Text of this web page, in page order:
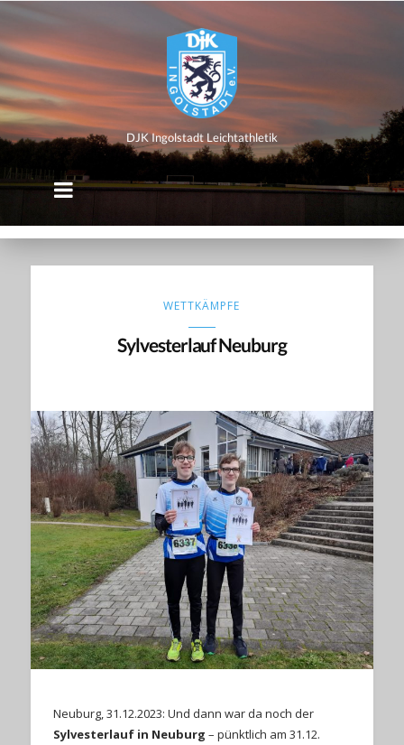
DJK
Ingolstadt
Leichtathletik
DJK Ingolstadt Leichtathletik
WETTKÄMPFE
Sylvesterlauf Neuburg
Neuburg, 31.12.2023: Und dann war da noch der
Sylvesterlauf in Neuburg – pünktlich am 31.12.